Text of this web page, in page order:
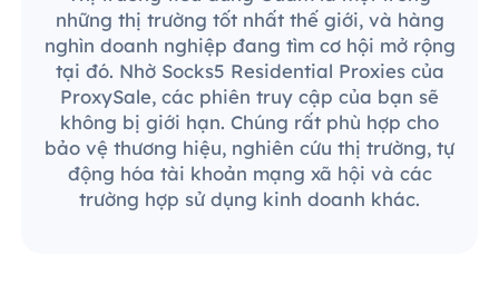
những thị trường tốt nhất thế giới, và hàng
nghìn doanh nghiệp đang tìm cơ hội mở rộng
tại đó. Nhờ Socks5 Residential Proxies của
ProxySale, các phiên truy cập của bạn sẽ
không bị giới hạn. Chúng rất phù hợp cho
bảo vệ thương hiệu, nghiên cứu thị trường, tự
động hóa tài khoản mạng xã hội và các
trường hợp sử dụng kinh doanh khác.